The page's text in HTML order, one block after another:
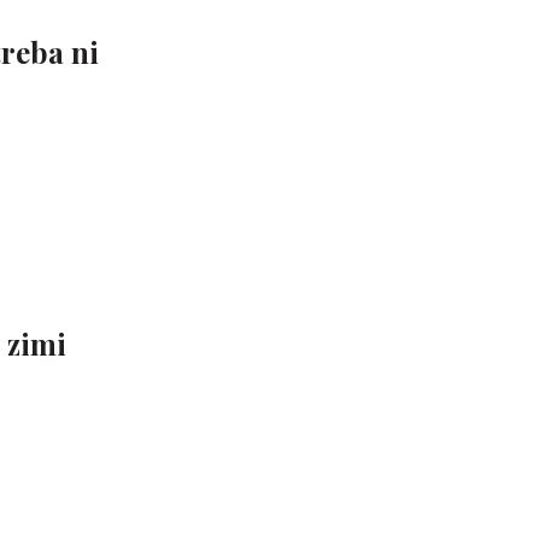
ni
zimi